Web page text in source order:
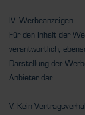
IV. Werbeanzeigen
Für den Inhalt der
verantwortlich,
Darstellung der
Anbieter dar.
V. Kein